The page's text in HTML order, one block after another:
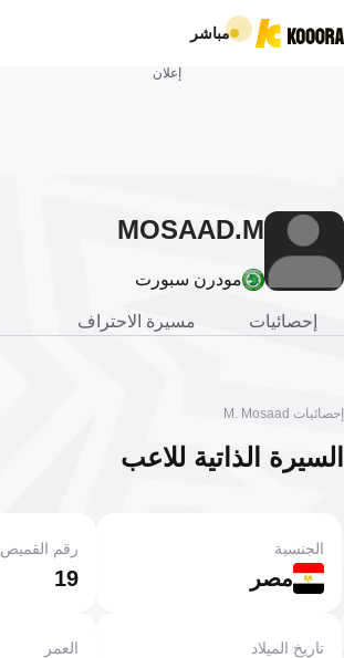
مباشر
إعلان
M.
MOSAAD
مودرن سبورت
إحصائيات مسيرة الاحتراف
إحصائيات M. Mosaad
السيرة الذاتية للاعب
مصر
الجنسية
19
رقم القميص
تاريخ الميلاد العمر